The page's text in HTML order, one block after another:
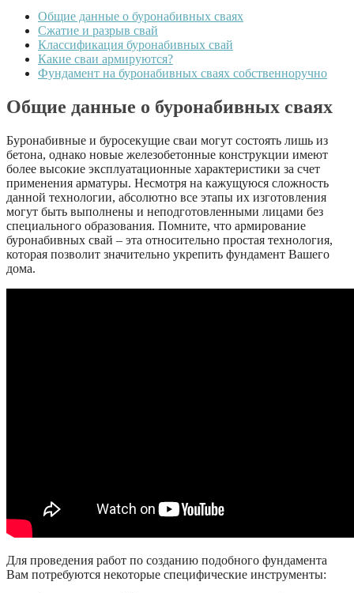
Общие данные о буронабивных сваях
Сжатие и разрыв свай
Классификация буронабивных свай
Какие сваи армируются?
Фундамент на буронабивных сваях собственноручно
Общие данные о буронабивных сваях
Буронабивные и буросекущие сваи могут состоять лишь из
бетона, однако новые железобетонные конструкции имеют
более высокие эксплуатационные характеристики за счет
применения арматуры. Несмотря на кажущуюся сложность
данной технологии, абсолютно все этапы их изготовления
могут быть выполнены и неподготовленными лицами без
специального образования. Помните, что армирование
буронабивных свай – эта относительно простая технология,
которая позволит значительно укрепить фундамент Вашего
дома.
Для проведения работ по созданию подобного фундамента
Вам потребуются некоторые специфические инструменты: